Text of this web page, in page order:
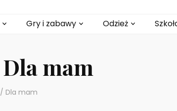
Gry i zabawy Odzież
Dla mam
/ Dla mam